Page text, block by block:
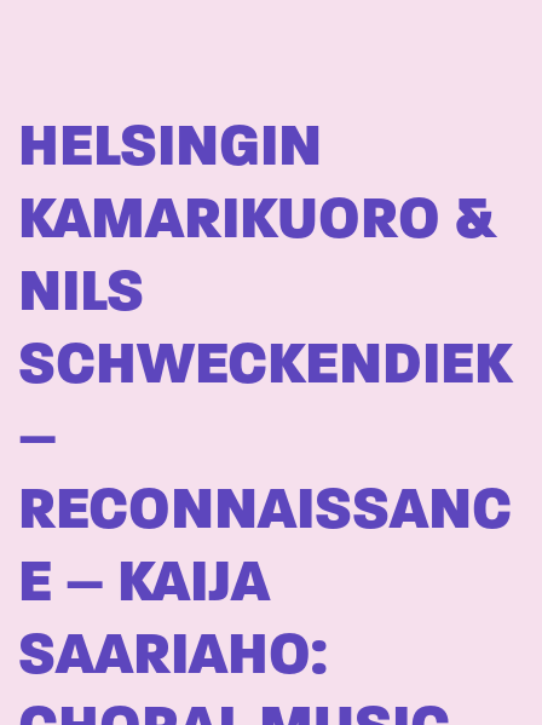
HELSINGIN
KAMARIKUORO &
NILS
SCHWECKENDIEK
–
RECONNAISSANC
E – KAIJA
SAARIAHO: